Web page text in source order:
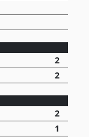
2
2
2
1